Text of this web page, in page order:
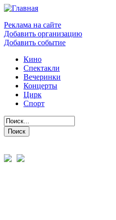
Реклама на сайте
Добавить организацию
Добавить событие
Кино
Спектакли
Вечеринки
Концерты
Цирк
Спорт